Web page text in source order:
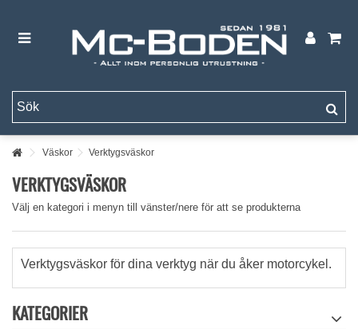
Väskor Verktygsväskor
VERKTYGSVÄSKOR
Välj en kategori i menyn till vänster/nere för att se produkterna
Verktygsväskor för dina verktyg när du åker motorcykel.
KATEGORIER